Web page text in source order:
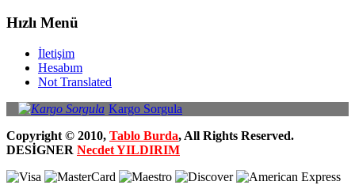
Hızlı Menü
İletişim
Hesabım
Not Translated
Kargo Sorgula
Copyright © 2010, Tablo Burda, All Rights Reserved.
DESİGNER Necdet YILDIRIM